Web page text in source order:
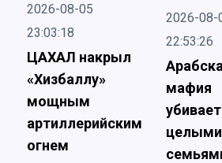
2026-08-05
23:03:18
ЦАХАЛ накрыл
«Хизбаллу»
мощным
артиллерийским
огнем
2026-08-
22:53:26
мафия
убивает
целыми